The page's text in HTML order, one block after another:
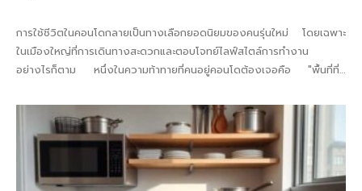
การใช้ชีวิตในคอนโดกลายเป็นทางเลือกยอดนิยมของคนรุ่นใหม่ โดยเฉพาะ
ในเมืองใหญ่ที่การเดินทางสะดวกและตอบโจทย์ไลฟ์สไตล์การทำงาน
อย่างไรก็ตาม หนึ่งในความท้าทายที่คนอยู่คอนโดต้องเจอคือ "พื้นที่ที่มี